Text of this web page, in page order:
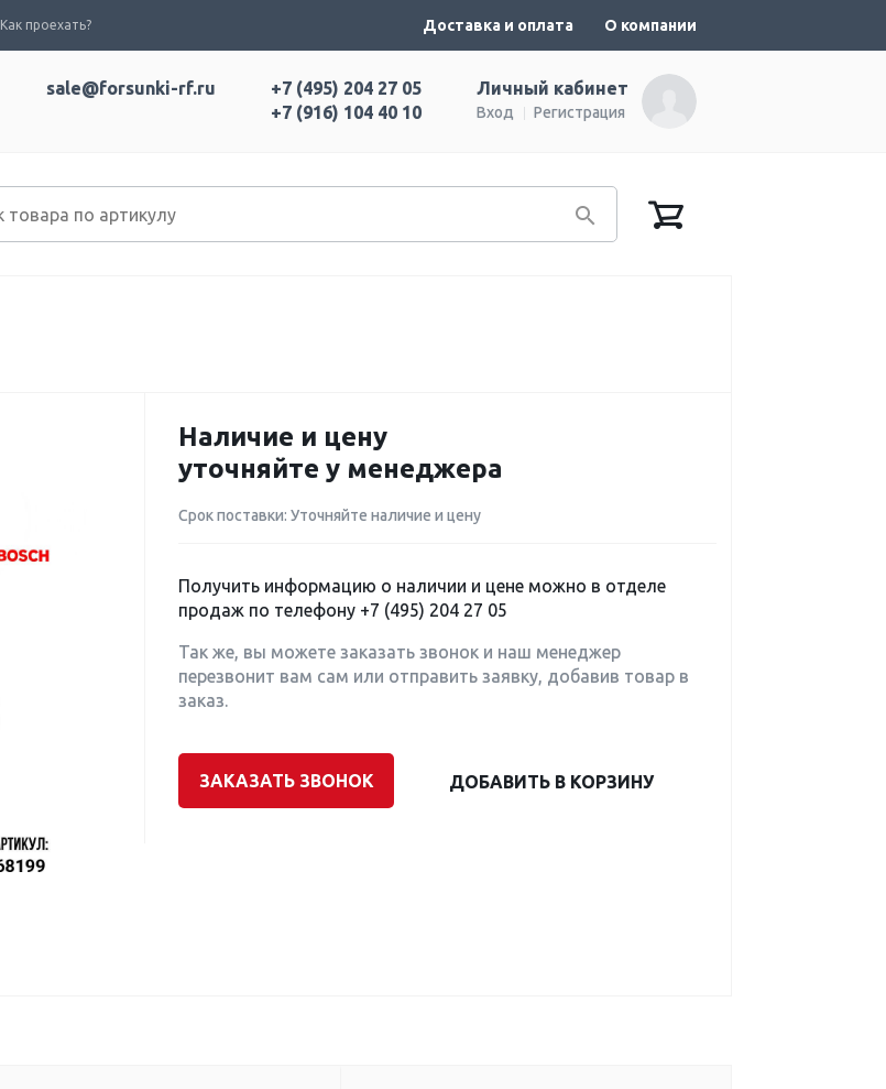
Как проехать? Доставка и оплата О компании
Личный кабинет
Вход Регистрация
+7 (495) 204 27 05
+7 (916) 104 40 10
sale@forsunki-rf.ru
Наличие и цену
уточняйте у менеджера
Срок поставки: Уточняйте наличие и цену
Получить информацию о наличии и цене можно в отделе
продаж по телефону +7 (495) 204 27 05
Так же, вы можете заказать звонок и наш менеджер
перезвонит вам сам или отправить заявку, добавив товар в
заказ.
ЗАКАЗАТЬ ЗВОНОК ДОБАВИТЬ В КОРЗИНУ